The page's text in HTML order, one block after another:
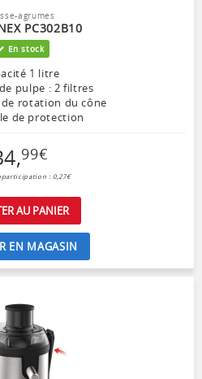
agrumes
PC302B10
En stock
1 litre
pulpe : 2 filtres
de rotation du cône
de protection
,99€
: 0,27€
AU PANIER
EN MAGASIN